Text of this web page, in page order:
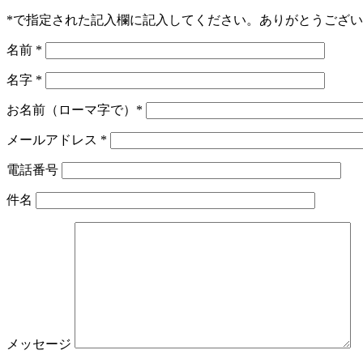
*で指定された記入欄に記入してください。ありがとうござ
名前 *
名字 *
お名前（ローマ字で）*
Bitte lasse dieses Feld leer.
メールアドレス *
電話番号
件名
メッセージ